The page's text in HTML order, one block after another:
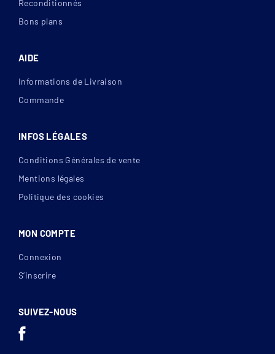
Reconditionnés
Bons plans
AIDE
Informations de Livraison
Commande
INFOS LÉGALES
Conditions Générales de vente
Mentions légales
Politique des cookies
MON COMPTE
Connexion
S’inscrire
SUIVEZ-NOUS